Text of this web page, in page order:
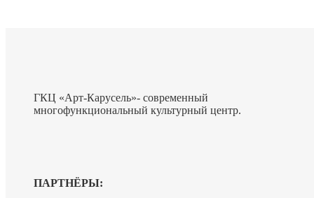
ГКЦ «Арт-Карусель»- современный
многофункциональный культурный центр.
ПАРТНЁРЫ: